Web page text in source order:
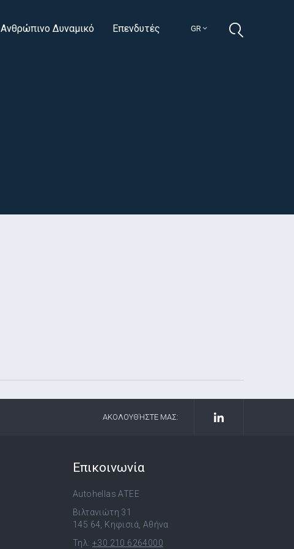
GR
Ανθρώπινο Δυναμικό Επενδυτές
ΑΚΟΛΟΥΘΉΣΤΕ ΜΑΣ:
Επικοινωνία
Autohellas ATEE
Βιλτανιώτη 31
145 64, Κηφισιά, Αθήνα
Τηλ: +30 210 6264000